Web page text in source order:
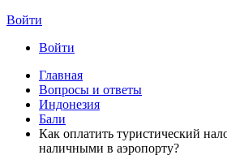
Войти
Войти
Главная
Вопросы и ответы
Индонезия
Бали
Как оплатить туристический
наличными в аэропорту?